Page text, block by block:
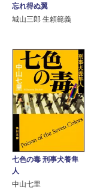
忘れ得ぬ翼
城山三郎 生頼範義
七色の毒 刑事犬養隼
人
中山七里